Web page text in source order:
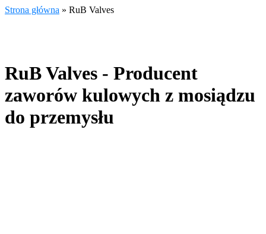
Strona główna » RuB Valves
RuB Valves - Producent
zaworów kulowych z mosiądzu
do przemysłu